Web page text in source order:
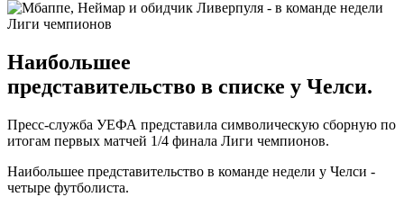
Наибольшее
представительство в списке у Челси.
Пресс-служба УЕФА представила символическую сборную по
итогам первых матчей 1/4 финала Лиги чемпионов.
Наибольшее представительство в команде недели у Челси -
четыре футболиста.